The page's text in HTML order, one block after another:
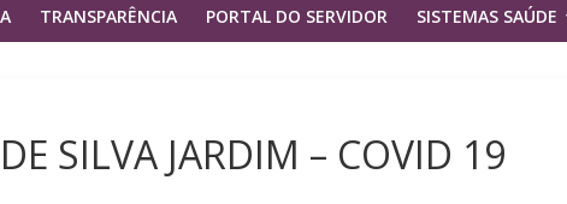
TRANSPARÊNCIA PORTAL DO SERVIDOR SISTEMAS SAÚDE
SILVA JARDIM – COVID 19